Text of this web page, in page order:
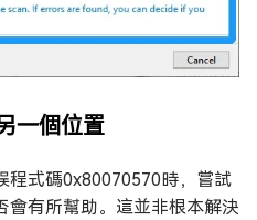
一個位置
程式碼0x80070570時，嘗試
會有所幫助。這並非根本解決